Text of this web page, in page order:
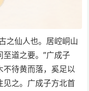
之仙人也。居崆峒山
道之要。”广成子
不待黄而落，奚足以
见之。广成子方北首